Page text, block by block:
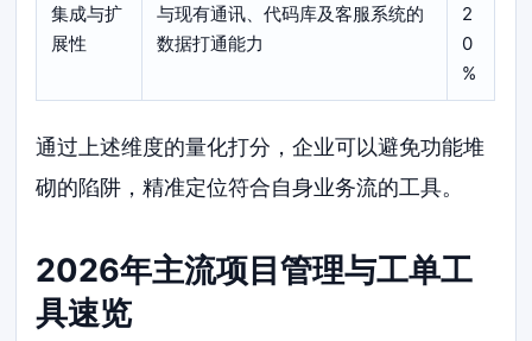
集成与扩
展性
与现有通讯、代码库及客服系统的
数据打通能力
2
0
%
通过上述维度的量化打分，企业可以避免功能堆
砌的陷阱，精准定位符合自身业务流的工具。
2026年主流项目管理与工单工
具速览